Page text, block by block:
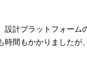
計プラットフォー
間もかかりました